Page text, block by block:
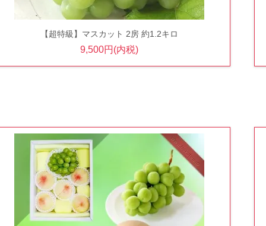
【超特級】マスカット 2房 約1.2キロ
9,500円(内税)